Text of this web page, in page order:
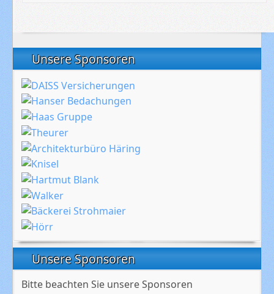
Unsere Sponsoren
Unsere Sponsoren
Bitte beachten Sie unsere Sponsoren